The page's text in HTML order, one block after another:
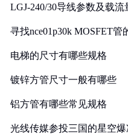
LGJ-240/30导线参数及载流
寻找nce01p30k MOSFET
电梯的尺寸有哪些规格
镀锌方管尺寸一般有哪些
铝方管有哪些常见规格
光线传媒参投三国的星空爆